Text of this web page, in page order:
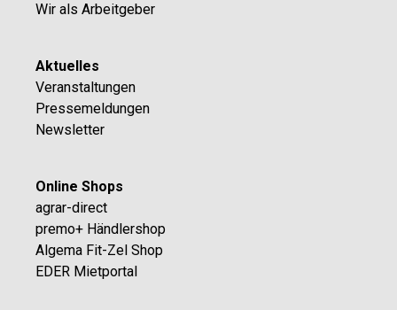
Wir als Arbeitgeber
Aktuelles
Veranstaltungen
Pressemeldungen
Newsletter
Online Shops
agrar-direct
premo+ Händlershop
Algema Fit-Zel Shop
EDER Mietportal